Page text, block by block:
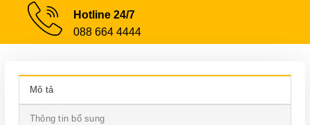
Hotline 24/7
088 664 4444
Mô tả
Thông tin bổ sung